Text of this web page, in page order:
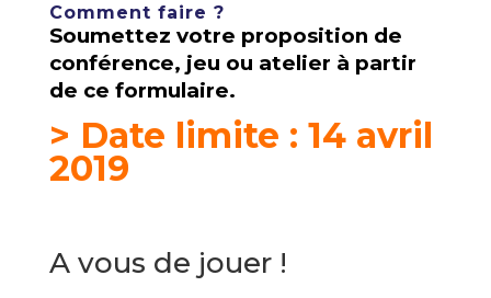
Comment faire ?
Soumettez votre proposition de
conférence, jeu ou atelier à partir
de ce formulaire.
> Date limite : 14 avril
2019
A vous de jouer !